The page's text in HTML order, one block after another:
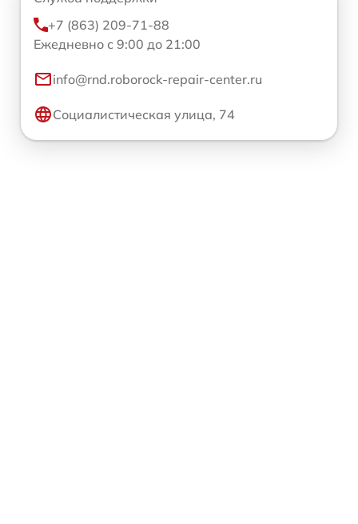
+7 (863) 209-71-88
Ежедневно с 9:00 до 21:00
info@rnd.roborock-repair-center.ru
Социалистическая улица, 74